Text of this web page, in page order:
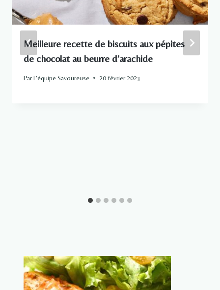
Meilleure recette de biscuits aux pépites
de chocolat au beurre d’arachide
ParL'équipe Savoureuse 20 février 2023